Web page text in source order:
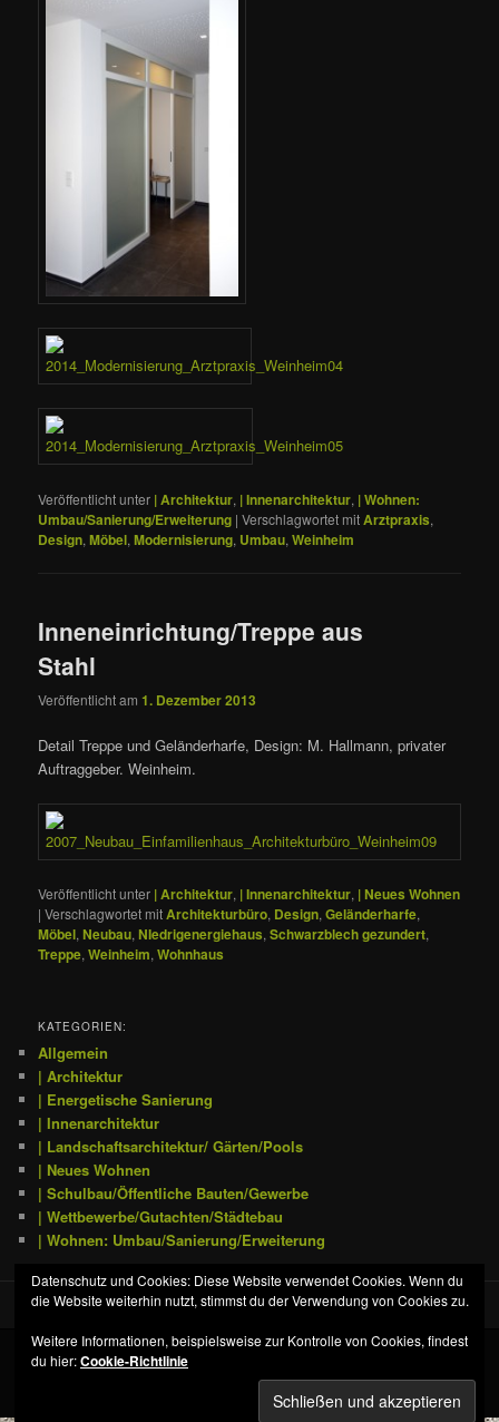
Veröffentlicht unter | Architektur, | Innenarchitektur, | Wohnen:
Umbau/Sanierung/Erweiterung |Verschlagwortet mitArztpraxis,
Design,Möbel,Modernisierung, Umbau,Weinheim
Inneneinrichtung/Treppe aus
Stahl
Veröffentlicht am1. Dezember 2013
Detail Treppe und Geländerharfe, Design: M. Hallmann, privater
Auftraggeber. Weinheim.
Veröffentlicht unter | Architektur, | Innenarchitektur, | Neues Wohnen
|Verschlagwortet mitArchitekturbüro, Design,Geländerharfe,
Möbel,Neubau,NIedrigenergiehaus,Schwarzblech gezundert,
Treppe,Weinheim,Wohnhaus
KATEGORIEN:
Allgemein
| Architektur
| Energetische Sanierung
| Innenarchitektur
| Landschaftsarchitektur/ Gärten/Pools
| Neues Wohnen
| Schulbau/Öffentliche Bauten/Gewerbe
| Wettbewerbe/Gutachten/Städtebau
| Wohnen: Umbau/Sanierung/Erweiterung
Datenschutz
Datenschutz und Cookies: Diese Website verwendet Cookies. Wenn du
die Website weiterhin nutzt, stimmst du der Verwendung von Cookies zu.
Weitere Informationen, beispielsweise zur Kontrolle von Cookies, findest
du hier:Cookie-Richtlinie